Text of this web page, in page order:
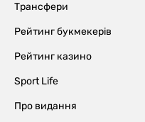
Трансфери
Рейтинг букмекерів
Рейтинг казино
Sport Life
Про видання